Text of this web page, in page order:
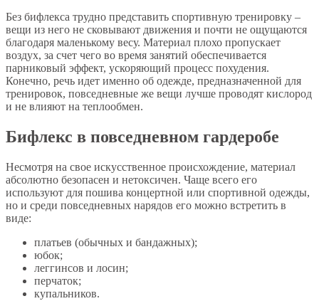
Без бифлекса трудно представить спортивную тренировку –
вещи из него не сковывают движения и почти не ощущаются
благодаря маленькому весу. Материал плохо пропускает
воздух, за счет чего во время занятий обеспечивается
парниковый эффект, ускоряющий процесс похудения.
Конечно, речь идет именно об одежде, предназначенной для
тренировок, повседневные же вещи лучше проводят кислород
и не влияют на теплообмен.
Бифлекс в повседневном гардеробе
Несмотря на свое искусственное происхождение, материал
абсолютно безопасен и нетоксичен. Чаще всего его
используют для пошива концертной или спортивной одежды,
но и среди повседневных нарядов его можно встретить в
виде:
платьев (обычных и бандажных);
юбок;
леггинсов и лосин;
перчаток;
купальников.